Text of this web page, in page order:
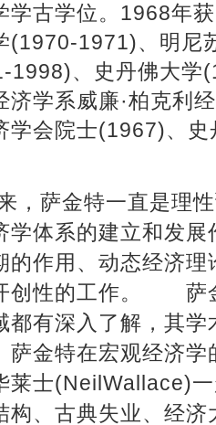
学古学位。1968年
(1970-1971)、明尼
1998)、史丹佛大学
济学系威廉·柏克利
学会院士(1967)、
。
，萨金特一直是理
学体系的建立和发
的作用、动态经济
创性的工作。 萨
都有深入了解，其
萨金特在宏观经济
莱士(NeilWallace)
构、古典失业、经